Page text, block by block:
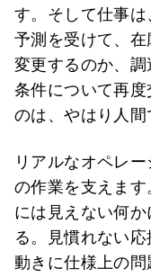
す。そして仕事は
予測を受けて、
変更するのか、
条件について再
のは、やはり人間
リアルなオペレ
の作業を支えま
には見えない何
る。見慣れない
動きに仕様上の